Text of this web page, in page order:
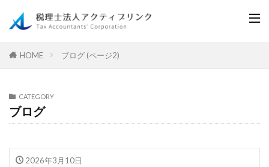
HOME ブログ (ページ2)
CATEGORY
ブログ
2026年3月10日